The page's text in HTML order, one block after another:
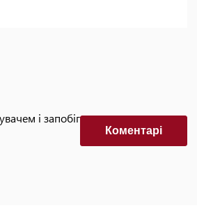
і запобігти автоматизованим
Коментарi